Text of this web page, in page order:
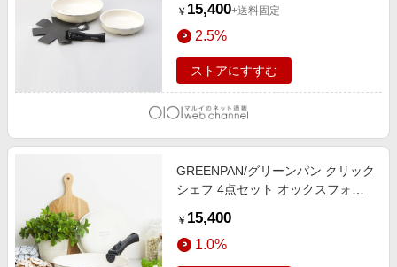
￥ 15,400+送料固定
2.5%
ストアにすすむ
GREENPAN/グリーンパン クリック
シェフ 4点セット オックスフォー
￥ 15,400
1.0%